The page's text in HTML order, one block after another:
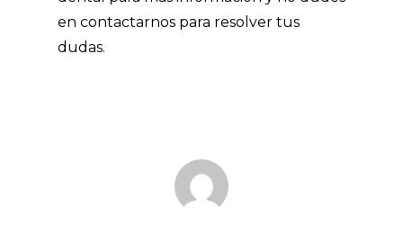
en contactarnos para resolver tus
dudas.